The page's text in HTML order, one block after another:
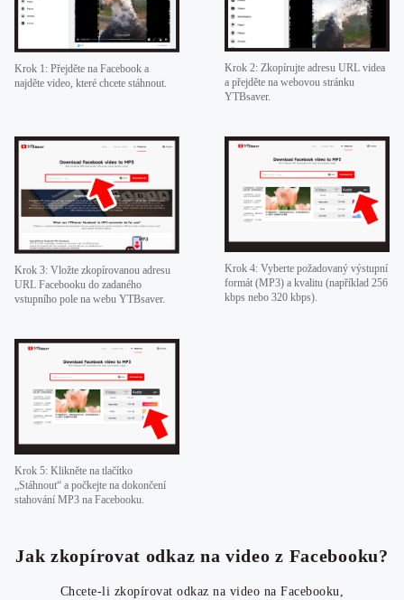
Krok 1: Přejděte na Facebook a
najděte video, které chcete stáhnout.
Krok 2: Zkopírujte adresu URL videa
a přejděte na webovou stránku
YTBsaver.
Krok 3: Vložte zkopírovanou adresu
URL Facebooku do zadaného
vstupního pole na webu YTBsaver.
Krok 4: Vyberte požadovaný výstupní
formát (MP3) a kvalitu (například 256
kbps nebo 320 kbps).
Krok 5: Klikněte na tlačítko
„Stáhnout“ a počkejte na dokončení
stahování MP3 na Facebooku.
Jak zkopírovat odkaz na video z Facebooku?
Chcete-li zkopírovat odkaz na video na Facebooku,